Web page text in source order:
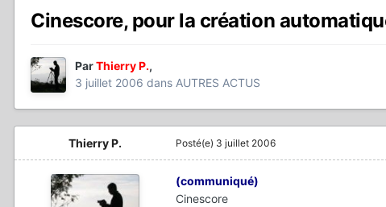
Cinescore, pour la création
ParThierry P.,
3 juillet 2006 dans AUTRES ACTUS
Thierry P. Posté(e) 3 juillet 2006
(communiqué)
Cinescore